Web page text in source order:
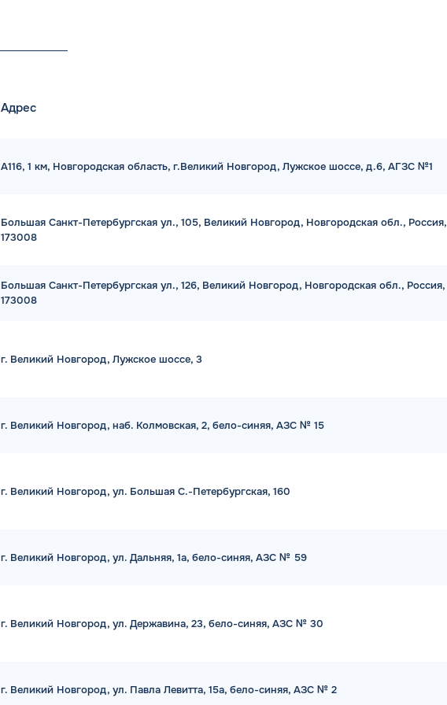
Адрес
А116, 1 км, Новгородская область, г.Великий Новгород, Лужское шоссе, д.6, АГЗС №1
Большая Санкт-Петербургская ул., 105, Великий Новгород, Новгородская обл., Россия,
173008
Большая Санкт-Петербургская ул., 126, Великий Новгород, Новгородская обл., Россия,
173008
г. Великий Новгород, Лужское шоссе, 3
г. Великий Новгород, наб. Колмовская, 2, бело-синяя, АЗС № 15
г. Великий Новгород, ул. Большая С.-Петербургская, 160
г. Великий Новгород, ул. Дальняя, 1а, бело-синяя, АЗС № 59
г. Великий Новгород, ул. Державина, 23, бело-синяя, АЗС № 30
г. Великий Новгород, ул. Павла Левитта, 15а, бело-синяя, АЗС № 2